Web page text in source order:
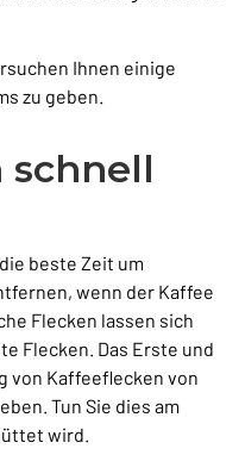
Ihnen einige
zu geben.
schnell
beste Zeit um
wenn der Kaffee
Flecken lassen sich
Flecken. Das Erste und
von Kaffeeflecken von
Tun Sie dies am
wird.